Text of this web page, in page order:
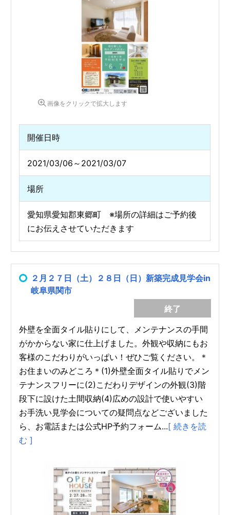
画像をクリックで拡大します
開催日時
2021/03/06～2021/03/07
場所
愛知県愛知郡東郷町 ※場所の詳細はご予約後
にお伝えさせていただきます
２月２７日（土）２８日（日）新築完成見学会in
岐阜県関市
終了
外壁を全面タイル貼りにして、メンテナンスの手間
がかからない家に仕上げました。外観や収納にもお
客様のこだわりがいっぱい！ぜひご覧ください。＊
お住まいのみどころ＊(1)外壁全面タイル貼りでメン
テナンスフリーに(2)こだわりデザインの外観(3)階
段下に設けた土間収納(4)広めの設計で使いやすい
お手洗い見学会についての疑問点などございました
ら、お電話または公式HP予約フォーム...[ 続きを読
む ]